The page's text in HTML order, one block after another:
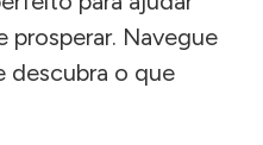
prosperar. Navegue
descubra o que